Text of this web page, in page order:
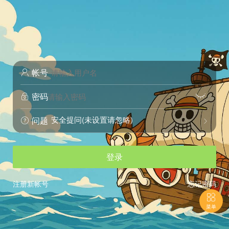
 帐号
 密码 
 问题 
安全提问(未设置请忽略)
登录
忘记密码
注册新帐号

菜单